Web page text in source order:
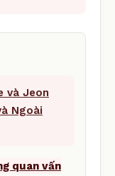
và Jeon
Ngoài
quan vấn